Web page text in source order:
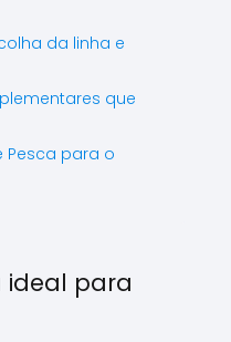
da linha e
que
Pesca para o
ideal para